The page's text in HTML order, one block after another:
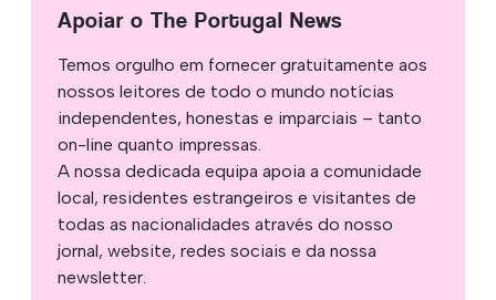
Apoiar o The Portugal News
Temos orgulho em fornecer gratuitamente aos
nossos leitores de todo o mundo notícias
independentes, honestas e imparciais – tanto
on-line quanto impressas.
A nossa dedicada equipa apoia a comunidade
local, residentes estrangeiros e visitantes de
todas as nacionalidades através do nosso
jornal, website, redes sociais e da nossa
newsletter.